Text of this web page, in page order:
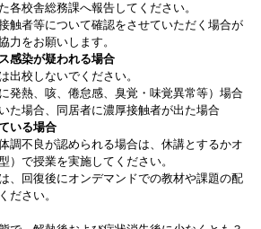
校舎総務課へ報告してください。
触者等について確認をさせていただく場合が
力をお願いします。
感染が疑われる場合
出校しないでください。
発熱、咳、倦怠感、臭覚・味覚異常等）場合
た場合、同居者に濃厚接触者が出た場合
いる場合
調不良が認められる場合は、休講とするかオ
）で授業を実施してください。
、回復後にオンデマンドでの教材や課題の配
ださい。